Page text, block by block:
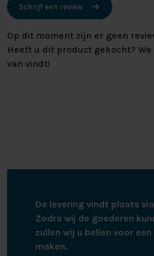
Schrijf een review
Op dit moment zijn er geen
Heeft u dit product gekocht?
van vindt!
De levering vindt plaats
Zodra wij de goederen
zullen wij u bellen voor
maken.